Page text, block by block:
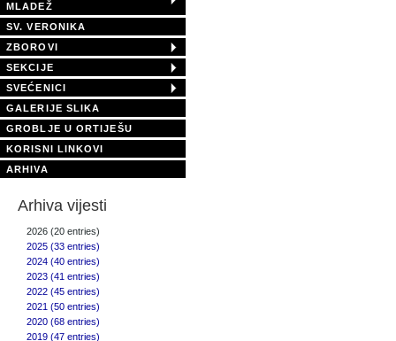
MLADEŽ
SV. VERONIKA
ZBOROVI
SEKCIJE
SVEĆENICI
GALERIJE SLIKA
GROBLJE U ORTIJEŠU
KORISNI LINKOVI
ARHIVA
Arhiva vijesti
2026 (20 entries)
2025 (33 entries)
2024 (40 entries)
2023 (41 entries)
2022 (45 entries)
2021 (50 entries)
2020 (68 entries)
2019 (47 entries)